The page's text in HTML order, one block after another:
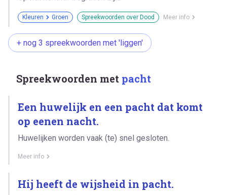
Kleuren Groen Spreekwoorden over Dood Meer info
+ nog 3 spreekwoorden met 'liggen'
Spreekwoorden met pacht
Een huwelijk en een pacht dat komt
op eenen nacht.
Huwelijken worden vaak (te) snel gesloten.
Meer info
Hij heeft de wijsheid in pacht.